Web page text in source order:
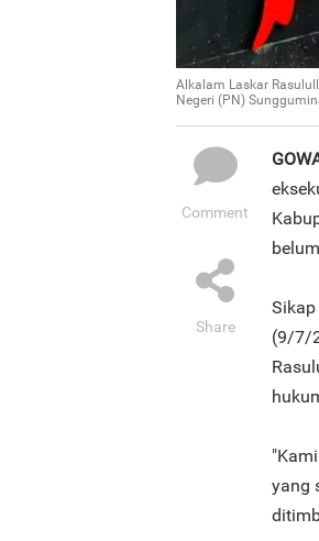
Alkalam Laskar
Negeri (PN)
Comment
Share
(9/7/
yang